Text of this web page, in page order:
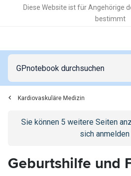
Diese Website ist für Angehörige
bestimmt
Kardiovaskuläre Medizin
Go to/anmeldenpage
Sie können 5 weitere Seiten
sich anmelden
Geburtshilfe und